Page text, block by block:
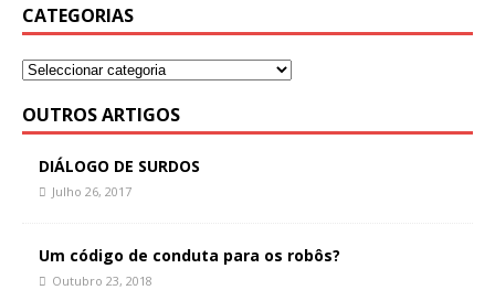
CATEGORIAS
OUTROS ARTIGOS
DIÁLOGO DE SURDOS
Julho 26, 2017
Um código de conduta para os robôs?
Outubro 23, 2018